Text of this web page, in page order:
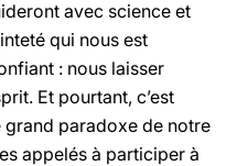
avec science et
qui nous est
: nous laisser
Et pourtant, c’est
grand paradoxe de notre
appelés à participer à